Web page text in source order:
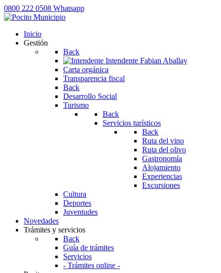
0800 222 0508 Whatsapp
Inicio
Gestión
Back
Intendente Fabian Aballay
Carta orgánica
Transparencia fiscal
Back
Desarrollo Social
Turismo
Back
Servicios turísticos
Back
Ruta del vino
Ruta del olivo
Gastronomía
Alojamiento
Experiencias
Excursiones
Cultura
Deportes
Juventudes
Novedades
Trámites y servicios
Back
Guía de trámites
Servicios
- Trámites online -